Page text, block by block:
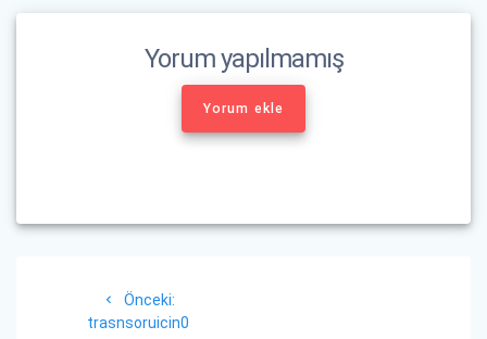
Yorum yapılmamış
Yorum ekle
gezinmesi
Önceki:
yazı:
trasnsoruicin0